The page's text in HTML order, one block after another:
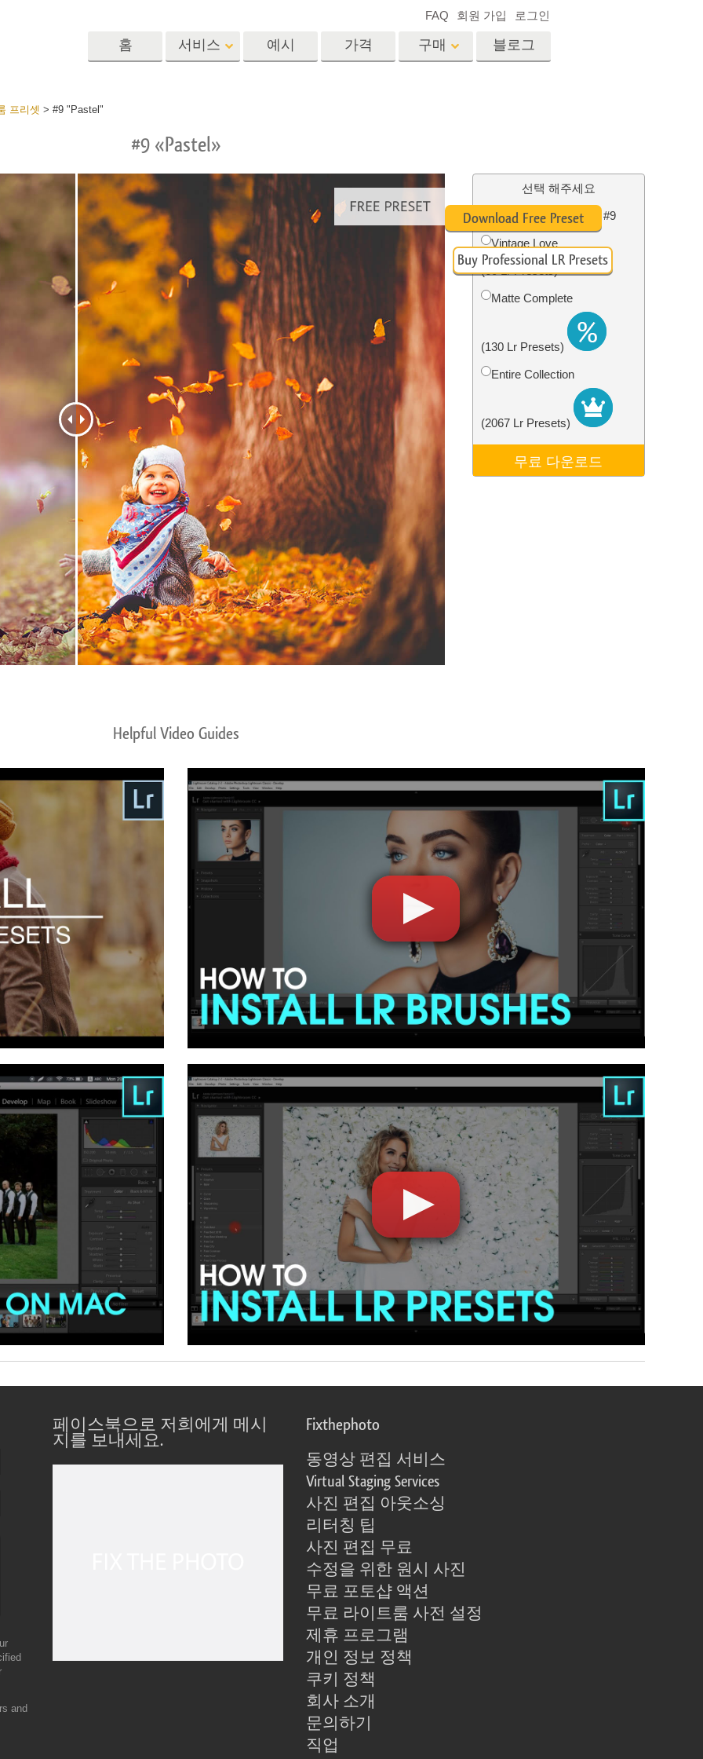
홈 서비스
편집 서비스 AI로 생성된 의류 모델 이미지 조작 서비스 사진 서비스
주얼리 리터칭 서비스 AI 훈련 데이터 Video Editing Services
예시 가격 구매
렉션
포토샵 액션
포토샵 오버레이
포토샵 텍스처
Ps Actions 전체 컬렉션
Ps 오버레이 전체 컬렉
션
발렌타인 데이 카드
결혼식 초대장
어린이 생일 초대장
블로그
FAQ 회원 가입 로그인
프리셋 > #9 "Pastel"
#9 «Pastel»
선택 해주세요
Lightroom Fall Preset #9
Vintage Love
(60 Lr Presets)
Matte Complete
(130 Lr Presets)
Entire Collection
(2067 Lr Presets)
무료 다운로드
Download Free Preset
Buy Professional LR Presets
Helpful Video Guides
and
페이스북으로 저희에게 메시
지를 보내세요.
Fixthephoto
동영상 편집 서비스
Virtual Staging Services
사진 편집 아웃소싱
리터칭 팁
사진 편집 무료
수정을 위한 원시 사진
무료 포토샵 액션
무료 라이트룸 사전 설정
제휴 프로그램
개인 정보 정책
쿠키 정책
회사 소개
문의하기
직업